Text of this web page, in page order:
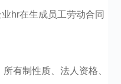
hr在生成员工劳动合同
有制性质、法人资格、